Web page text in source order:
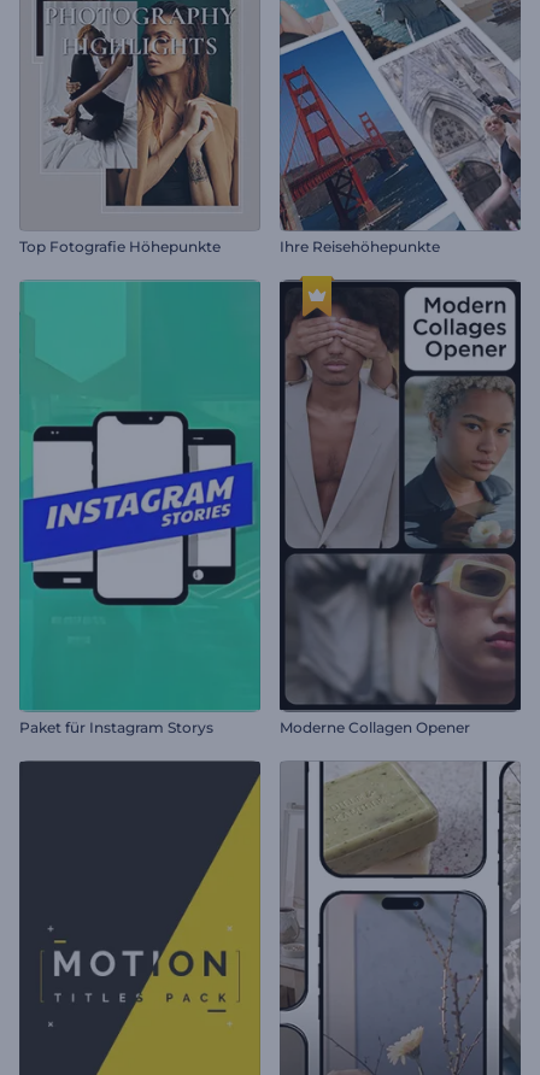
Top Fotografie Höhepunkte Ihre Reisehöhepunkte
Paket für Instagram Storys Moderne Collagen Opener